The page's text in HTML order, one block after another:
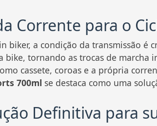
Corrente para o
a condição da transmissão é
tornando as trocas de marcha
cassete, coroas e a própria
700ml se destaca como uma
Definitiva para